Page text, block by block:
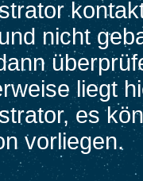
nicht
liegt
es
vorliegen.